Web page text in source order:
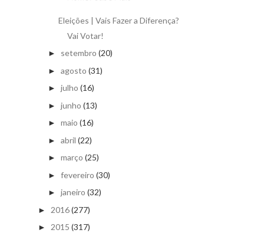
Eleições | Vais Fazer a Diferença?
Vai Votar!
► setembro (20)
► agosto (31)
► julho (16)
► junho (13)
► maio (16)
► abril (22)
► março (25)
► fevereiro (30)
► janeiro (32)
► 2016(277)
► 2015 (317)